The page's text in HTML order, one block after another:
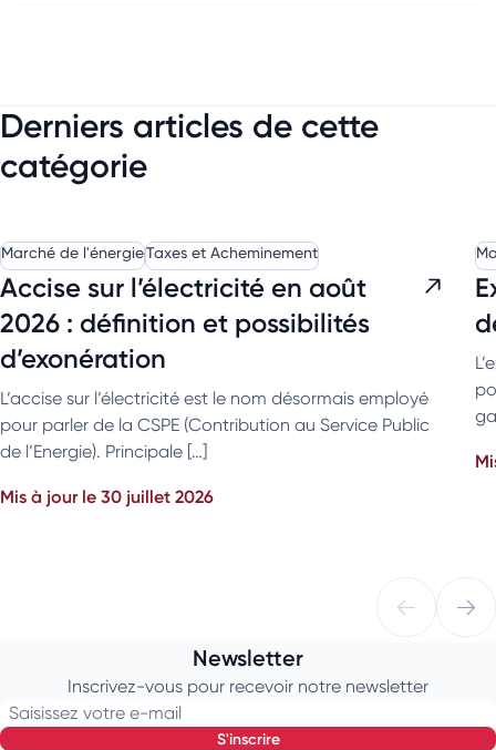
Derniers articles de cette
catégorie
Marché de l'énergieTaxes et Acheminement
Accise sur l’électricité en août
2026 : définition et possibilités
d’exonération
L’accise sur l’électricité est le nom désormais employé
pour parler de la CSPE (Contribution au Service Public
de l’Energie). Principale […]
Mis à jour le 30 juillet 2026
Newsletter
Inscrivez-vous pour recevoir notre newsletter
Saisissez votre e-mail
s'inscrire